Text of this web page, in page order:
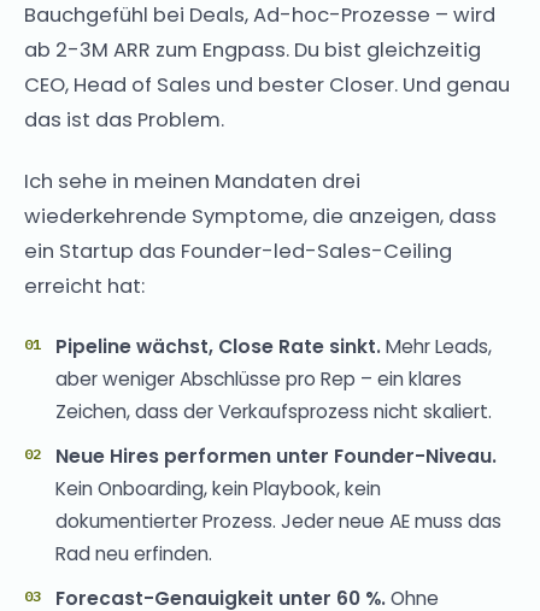
Bauchgefühl bei Deals, Ad-hoc-Prozesse – wird
ab 2-3M ARR zum Engpass. Du bist gleichzeitig
CEO, Head of Sales und bester Closer. Und genau
das ist das Problem.
Ich sehe in meinen Mandaten drei
wiederkehrende Symptome, die anzeigen, dass
ein Startup das Founder-led-Sales-Ceiling
erreicht hat:
Pipeline wächst, Close Rate sinkt.Mehr Leads,
aber weniger Abschlüsse pro Rep – ein klares
Zeichen, dass der Verkaufsprozess nicht skaliert.
Neue Hires performen unter Founder-Niveau.
Kein Onboarding, kein Playbook, kein
dokumentierter Prozess. Jeder neue AE muss das
Rad neu erfinden.
Forecast-Genauigkeit unter 60 %.Ohne